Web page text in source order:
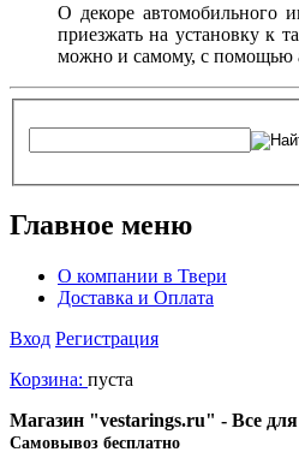
О декоре автомобильного
приезжать на установку к
можно и самому, с помощью
Главное меню
О компании в Твери
Доставка и Оплата
Вход Регистрация
Корзина: пуста
Магазин "vestarings.ru" - Все
Cамовывоз бесплатно